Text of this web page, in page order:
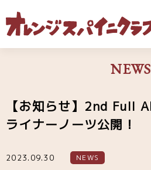
NEWS
【お知らせ】2nd Full
ライナーノーツ公開！
2023.09.30 NEWS